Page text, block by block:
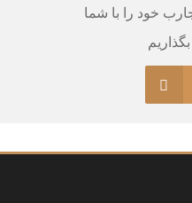
خود را با شما